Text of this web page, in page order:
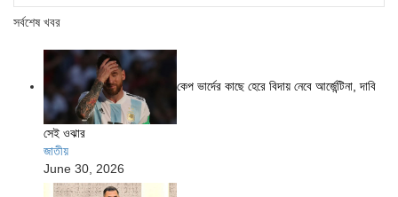
সর্বশেষ খবর
কেপ ভার্দের কাছে হেরে বিদায় নেবে আর্জেন্টিনা, দাবি
সেই ওঝার
জাতীয়
June 30, 2026